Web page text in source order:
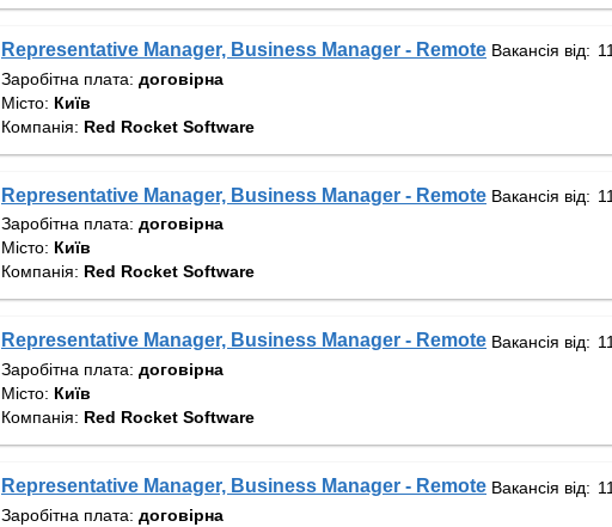
Representative Manager, Business Manager - Remote Вакансія від:
Заробітна плата: договірна
Місто: Київ
Компанія: Red Rocket Software
Representative Manager, Business Manager - Remote Вакансія від:
Заробітна плата: договірна
Місто: Київ
Компанія: Red Rocket Software
Representative Manager, Business Manager - Remote Вакансія від:
Заробітна плата: договірна
Місто: Київ
Компанія: Red Rocket Software
Representative Manager, Business Manager - Remote Вакансія від:
Заробітна плата: договірна